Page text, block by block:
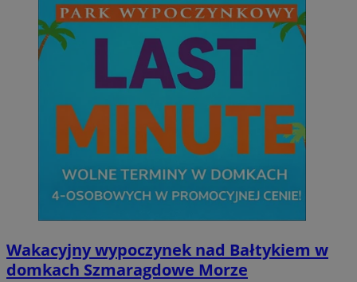
Wakacyjny wypoczynek nad Bałtykiem w
domkach Szmaragdowe Morze